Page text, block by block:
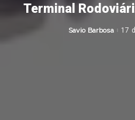
Terminal
Posted
Savio Barbosa 17